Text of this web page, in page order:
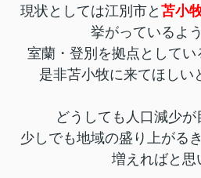
現状としては江別市と 苫小
挙がっているよ
室蘭・登別を拠点としてい
是非苫小牧に来てほし
どうしても人口減少が
少しでも地域の盛り上がる
増えればと思